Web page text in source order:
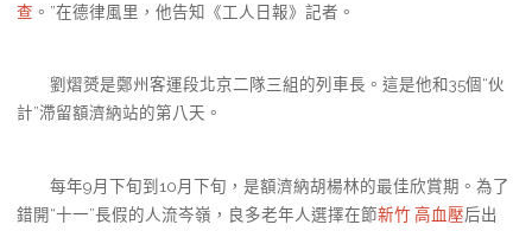
查 。”在德律風里，他告知《工人日報》記者。
劉熠赟是鄭州客運段北京二隊三組的列車長。這是他和35個“伙
計”滯留額濟納站的第八天。
每年9月下旬到10月下旬，是額濟納胡楊林的最佳欣賞期。為了
錯開“十一”長假的人流岑嶺，良多老年人選擇在節新竹 高血壓后出